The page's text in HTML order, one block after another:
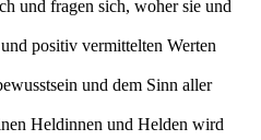
und fragen sich, woher sie und
und positiv vermittelten Werten
und dem Sinn aller
Heldinnen und Helden wird